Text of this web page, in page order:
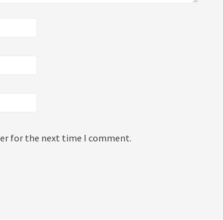
for the next time I comment.